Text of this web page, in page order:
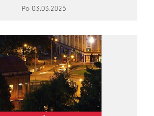
Po 03.03.2025